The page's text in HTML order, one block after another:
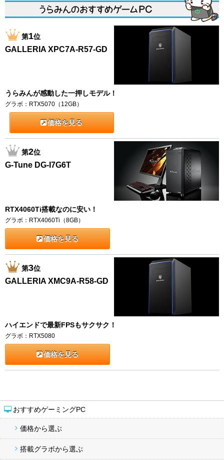
おすすめゲーミングPC
価格から選ぶ
搭載グラボから選ぶ
第1位
GALLERIA XPC7A-R57-GD
うらみんが感動した一押しモデル！
グラボ：RTX5070（12GB）
価格を見る
第2位
G-Tune DG-I7G6T
RTX4060Ti搭載なのに安い！
グラボ：RTX4060Ti（8GB）
価格を見る
第3位
GALLERIA XMC9A-R58-GD
ハイエンドで最新FPSもサクサク！
グラボ：RTX5080
価格を見る